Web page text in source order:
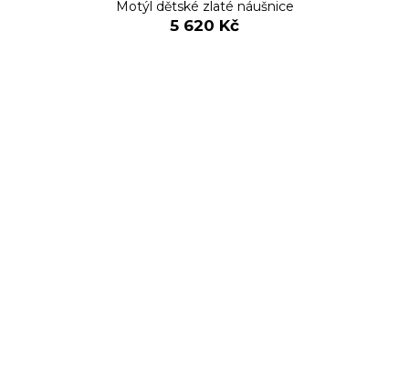
Motýl dětské zlaté náušnice
5 620 Kč